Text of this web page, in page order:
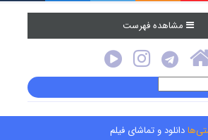
مشاهده فهرست
دانلود و تماشای فیلم